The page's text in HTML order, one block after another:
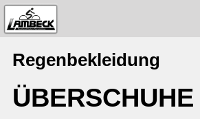
Regenbekleidung
ÜBERSCHUHE